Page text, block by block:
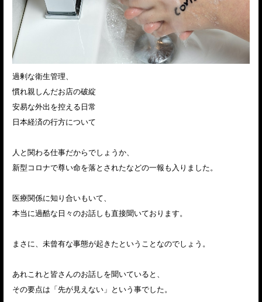
過剰な衛生管理、
慣れ親しんだお店の破綻
安易な外出を控える日常
日本経済の行方について
人と関わる仕事だからでしょうか、
新型コロナで尊い命を落とされたなどの一報も入りました。
医療関係に知り合いもいて、
本当に過酷な日々のお話しも直接聞いております。
まさに、未曾有な事態が起きたということなのでしょう。
あれこれと皆さんのお話しを聞いていると、
その要点は「先が見えない」という事でした。